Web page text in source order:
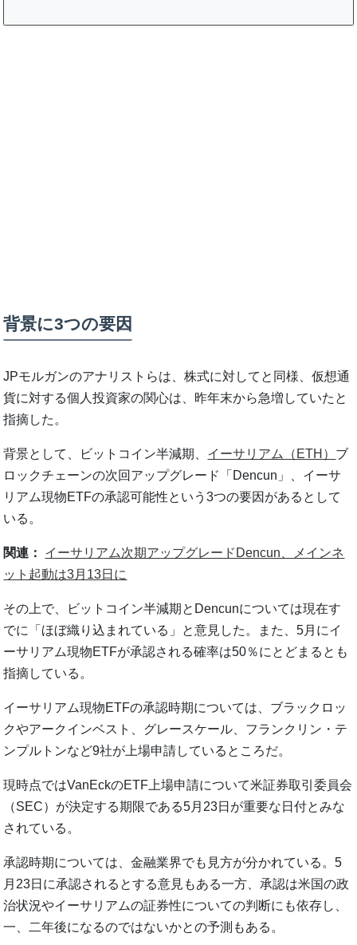
背景に3つの要因
JPモルガンのアナリストらは、株式に対してと同様、仮想通
貨に対する個人投資家の関心は、昨年末から急増していたと
指摘した。
背景として、ビットコイン半減期、 イーサリアム（ETH） ブ
ロックチェーンの次回アップグレード「Dencun」、イーサ
リアム現物ETFの承認可能性という3つの要因があるとして
いる。
関連：
イーサリアム次期アップグレードDencun、メインネ
ット起動は3月13日に
その上で、ビットコイン半減期とDencunについては現在す
でに「ほぼ織り込まれている」と意見した。また、5月にイ
ーサリアム現物ETFが承認される確率は50％にとどまるとも
指摘している。
イーサリアム現物ETFの承認時期については、ブラックロッ
クやアークインベスト、グレースケール、フランクリン・テ
ンプルトンなど9社が上場申請しているところだ。
現時点ではVanEckのETF上場申請について米証券取引委員会
（SEC）が決定する期限である5月23日が重要な日付とみな
されている。
承認時期については、金融業界でも見方が分かれている。5
月23日に承認されるとする意見もある一方、承認は米国の政
治状況やイーサリアムの証券性についての判断にも依存し、
一、二年後になるのではないかとの予測もある。